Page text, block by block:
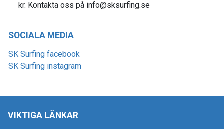
kr. Kontakta oss på info@sksurfing.se
SOCIALA MEDIA
SK Surfing facebook
SK Surfing instagram
VIKTIGA LÄNKAR